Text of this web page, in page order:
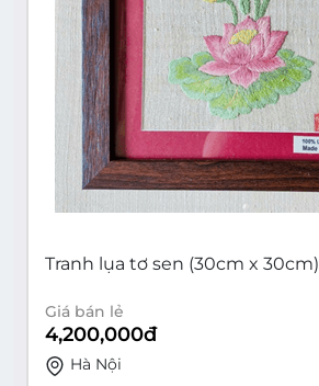
Tranh lụa tơ sen (30cm x 30cm)
Giá bán lẻ
4,200,000đ
Hà Nội